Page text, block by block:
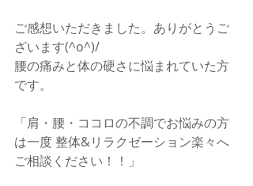
ご感想いただきました。ありがとうご
ざいます(^o^)/
腰の痛みと体の硬さに悩まれていた方
です。
「肩・腰・ココロの不調でお悩みの方
は一度 整体&リラクゼーション楽々へ
ご相談ください！！」